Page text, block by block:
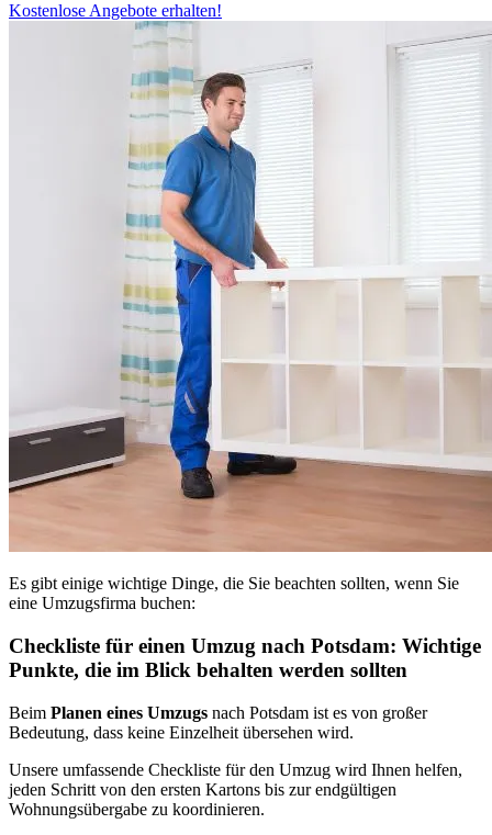
Kostenlose Angebote erhalten!
Es gibt einige wichtige Dinge, die Sie beachten sollten, wenn Sie
eine Umzugsfirma buchen:
Checkliste für einen Umzug nach Potsdam: Wichtige
Punkte, die im Blick behalten werden sollten
Beim Planen eines Umzugs nach Potsdam ist es von großer
Bedeutung, dass keine Einzelheit übersehen wird.
Unsere umfassende Checkliste für den Umzug wird Ihnen helfen,
jeden Schritt von den ersten Kartons bis zur endgültigen
Wohnungsübergabe zu koordinieren.